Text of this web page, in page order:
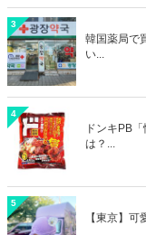
3
韓国薬局で
い...
4
ドンキPB
は？...
5
【東京】